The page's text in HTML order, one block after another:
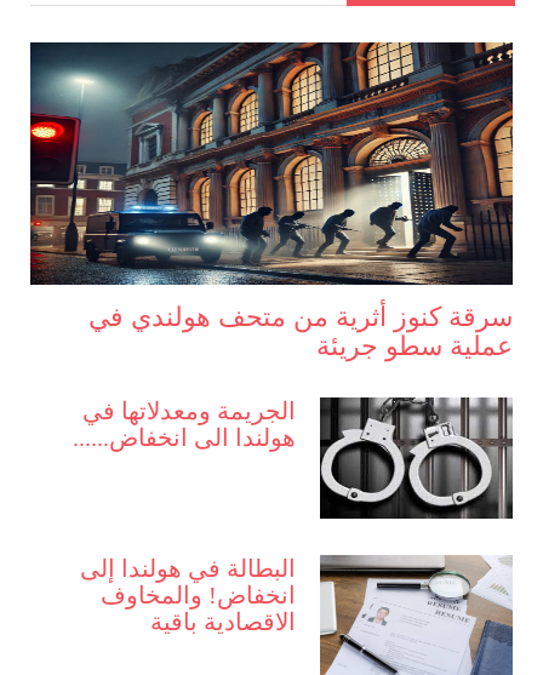
سرقة كنوز أثرية من متحف هولندي في
عملية سطو جريئة
الجريمة ومعدلاتها في
هولندا الى انخفاض......
البطالة في هولندا إلى
انخفاض! والمخاوف
الاقصادية باقية